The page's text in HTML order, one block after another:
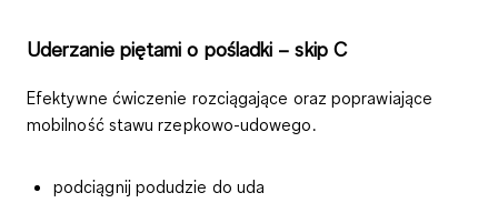
Uderzanie piętami o pośladki – skip C
Efektywne ćwiczenie rozciągające oraz poprawiające
mobilność stawu rzepkowo-udowego.
podciągnij podudzie do uda